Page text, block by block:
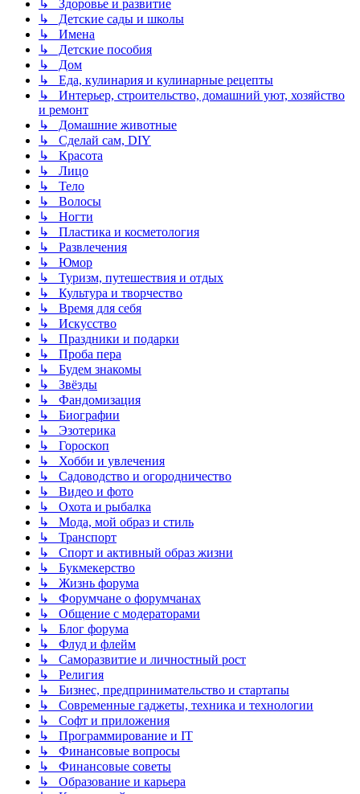
↳ Здоровье и развитие
↳ Детские сады и школы
↳ Имена
↳ Детские пособия
↳ Дом
↳ Еда, кулинария и кулинарные рецепты
↳ Интерьер, строительство, домашний уют, хозяйство
и ремонт
↳ Домашние животные
↳ Сделай сам, DIY
↳ Красота
↳ Лицо
↳ Тело
↳ Волосы
↳ Ногти
↳ Пластика и косметология
↳ Развлечения
↳ Юмор
↳ Туризм, путешествия и отдых
↳ Культура и творчество
↳ Время для себя
↳ Искусство
↳ Праздники и подарки
↳ Проба пера
↳ Будем знакомы
↳ Звёзды
↳ Фандомизация
↳ Биографии
↳ Эзотерика
↳ Гороскоп
↳ Хобби и увлечения
↳ Садоводство и огородничество
↳ Видео и фото
↳ Охота и рыбалка
↳ Мода, мой образ и стиль
↳ Транспорт
↳ Спорт и активный образ жизни
↳ Букмекерство
↳ Жизнь форума
↳ Форумчане о форумчанах
↳ Общение с модераторами
↳ Блог форума
↳ Флуд и флейм
↳ Саморазвитие и личностный рост
↳ Религия
↳ Бизнес, предпринимательство и стартапы
↳ Современные гаджеты, техника и технологии
↳ Софт и приложения
↳ Программирование и IT
↳ Финансовые вопросы
↳ Финансовые советы
↳ Образование и карьера